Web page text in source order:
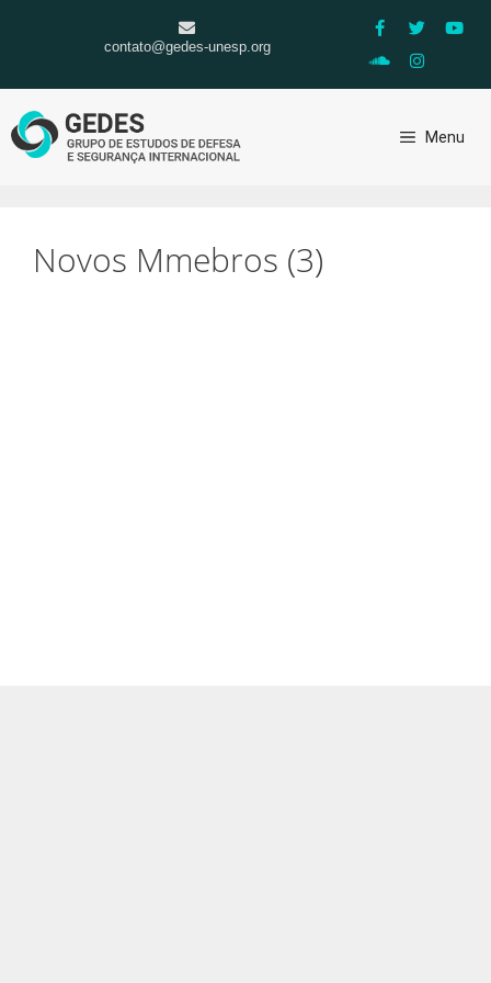
contato@gedes-unesp.org
Menu
Novos Mmebros (3)